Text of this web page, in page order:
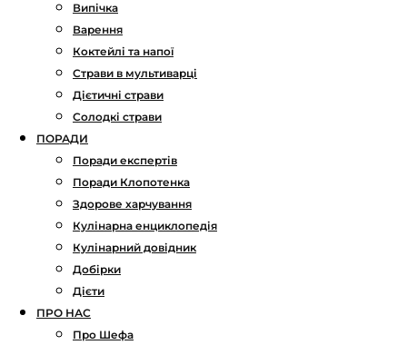
Випічка
Варення
Коктейлі та напої
Страви в мультиварці
Дієтичні страви
Солодкі страви
ПОРАДИ
Поради експертів
Поради Клопотенка
Здорове харчування
Кулінарна енциклопедія
Кулінарний довідник
Добірки
Дієти
ПРО НАС
Про Шефа